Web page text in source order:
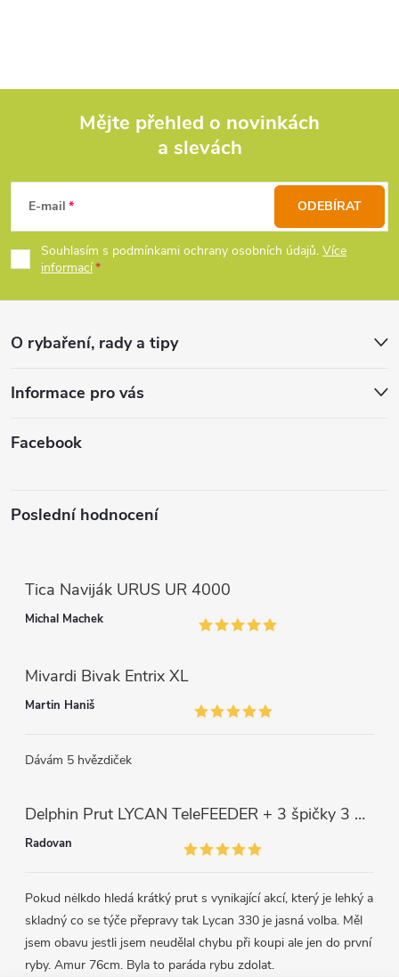
á
c
í
p
r
v
y
v
p
s
u
p
a
Mějte přehled o novinkách
a slevách
E-mail
Souhlasím s podmínkami ochrany osobních údajů. Více
informací
ODEBÍRAT
O rybaření, rady a tipy
Informace pro vás
Facebook
Poslední hodnocení
Tica Naviják URUS UR 4000
Michal Machek
Mivardi Bivak Entrix XL
Martin Haniš
Dávám 5 hvězdiček
Delphin Prut LYCAN TeleFEEDER + 3 špičky 3 m, 80 g
Radovan
Pokud nėlkdo hledá krátký prut s vynikající akcí, který je lehký a
skladný co se týče přepravy tak Lycan 330 je jasná volba. Měl
jsem obavu jestli jsem neudělal chybu při koupi ale jen do první
ryby. Amur 76cm. Byla to paráda rybu zdolat.